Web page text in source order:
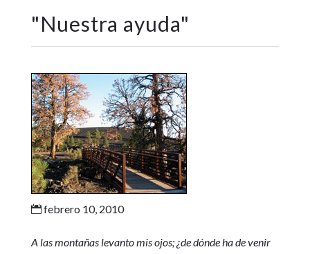
"Nuestra ayuda"
febrero 10, 2010
A las montañas levanto mis ojos; ¿de dónde ha de venir